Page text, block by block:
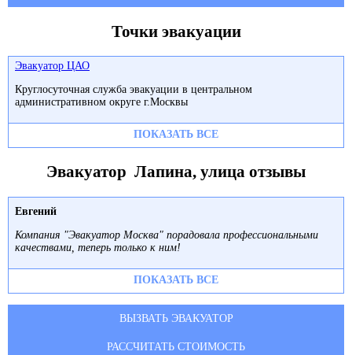
Точки эвакуации
Эвакуатор ЦАО
Круглосуточная служба эвакуации в центральном
административном округе г.Москвы
ПОКАЗАТЬ ВСЕ
Эвакуатор Лапина, улица отзывы
Евгений
Компания "Эвакуатор Москва" порадовала профессиональными
качествами, теперь только к ним!
ПОКАЗАТЬ ВСЕ
ВЫЗВАТЬ ЭВАКУАТОР
РАССЧИТАТЬ СТОИМОСТЬ